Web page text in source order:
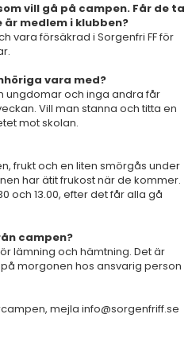
vill gå på campen. Får de ta
är medlem i klubben?
vara försäkrad i Sorgenfri FF för
vara med?
ungdomar och inga andra får
Vill man stanna och titta en
mot skolan.
frukt och en liten smörgås under
har ätit frukost när de kommer.
och 13.00, efter det får alla gå
campen?
lämning och hämtning. Det är
morgonen hos ansvarig person
mejla info@sorgenfriff.se